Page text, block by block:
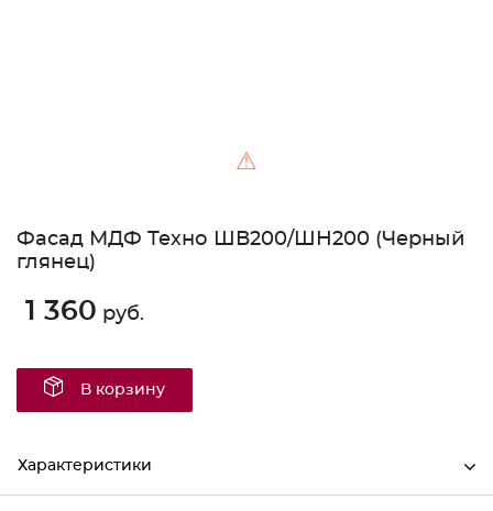
⚠
Фасад МДФ Техно ШВ200/ШН200 (Черный
глянец)
1 360 руб.
В корзину
Характеристики